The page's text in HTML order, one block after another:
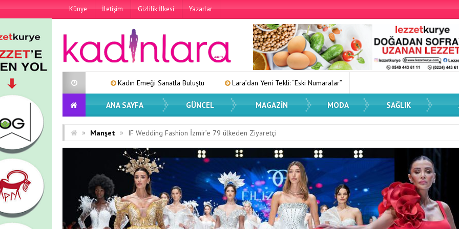
Künye İletişim Gizlilik İlkesi Yazarlar
Kadın Emeği Sanatla Buluştu Lara’dan Yeni Tekli: “Eski Numaralar” Kadın Dostu Kentler Eğitimi Düzenlendi
ANA SAYFA GÜNCEL MAGAZIN MODA SAĞLIK
» Manşet » IF Wedding Fashion İzmir’e 79 ülkeden Ziyaretçi